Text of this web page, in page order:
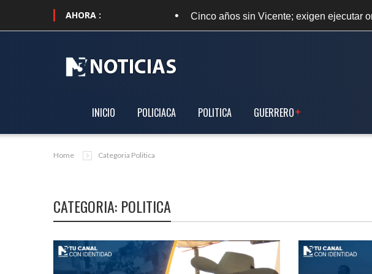
AHORA :
• Cinco años sin Vicente; exigen ejecutar orden de aprehensión
INICIO POLICIACA POLITICA GUERRERO
Home Categoria Politica
CATEGORIA: POLITICA